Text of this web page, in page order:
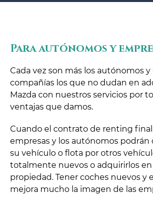
Para autónomos y
Cada vez son más los autónomos y
compañías los que no dudan en
Mazda con nuestros servicios por
ventajas que damos.
Cuando el contrato de renting
empresas y los autónomos podrán
su vehículo o flota por otros
totalmente nuevos o adquirirlos en
propiedad. Tener coches nuevos y
mejora mucho la imagen de las